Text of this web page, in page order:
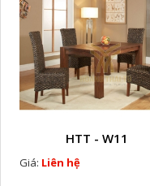
HTT - W11
Giá: Liên hệ